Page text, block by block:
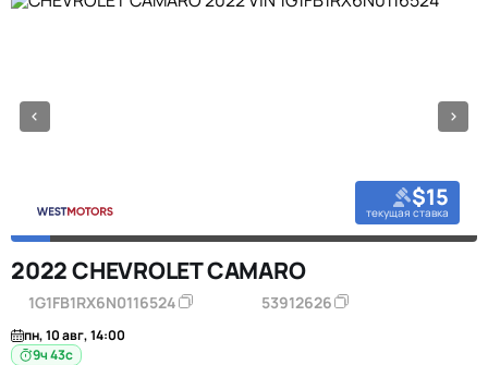
$15
текущая ставка
2022 CHEVROLET CAMARO
1G1FB1RX6N0116524 53912626
пн, 10 авг, 14:00
9ч 42с